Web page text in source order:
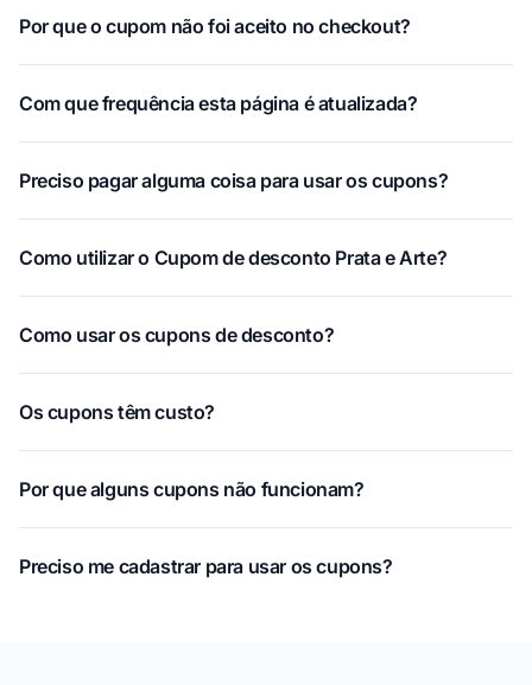
Por que o cupom não foi aceito no checkout?
Com que frequência esta página é atualizada?
Preciso pagar alguma coisa para usar os cupons?
Como utilizar o Cupom de desconto Prata e Arte?
Como usar os cupons de desconto?
Os cupons têm custo?
Por que alguns cupons não funcionam?
Preciso me cadastrar para usar os cupons?